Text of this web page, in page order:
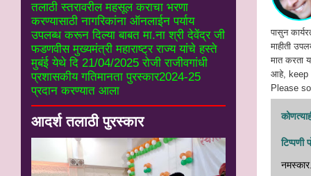
पासुन
माहीती
मात करता
आहे, keep
Please
टिप्पणी
तलाठी स्तरावरील महसूल कराचा भरणा
करण्यासाठी नागरिकांना ऑनलाईन पर्याय
उपलब्ध करून दिल्या बाबत मा.ना श्री देवेंद्र जी
फडणवीस मुख्यमंत्री महाराष्ट्र राज्य यांचे हस्ते
मुबंई येथे दि 21/04/2025 रोजी राजीवगांधी
प्रशासकीय गतिमानता पुरस्कार2024-25
प्रदान करण्यात आला
आदर्श तलाठी पुरस्कार